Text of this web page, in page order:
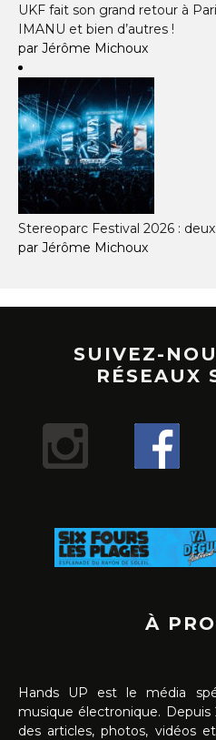
UKF fait son grand retour à
IMANU et bien d’autres !
par Jérôme Michoux
Stereoparc Festival 2026 :
par Jérôme Michoux
SUIVEZ-
RÉSEAUX
À
Hands UP est le média
musique électronique. Depuis
des articles, photos, vidéos